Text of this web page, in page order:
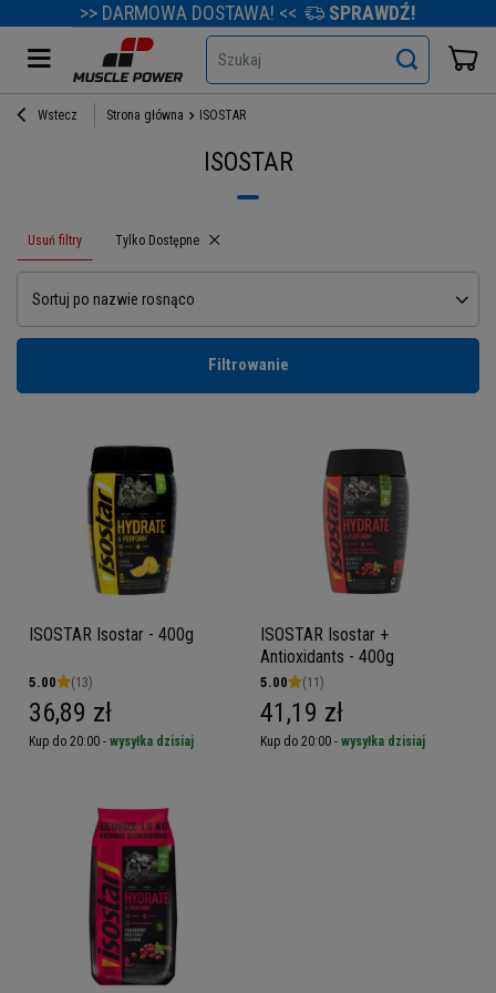
>> DARMOWA DOSTAWA! << SPRAWDŹ!
Szukaj
Wstecz Strona główna ISOSTAR
ISOSTAR
Usuń filtry Usuń filtr
Tylko Dostępne
Sortuj po nazwie rosnąco
Filtrowanie
ISOSTAR Isostar - 400g
5.00 (13)
36,89 zł
Kup do 20:00 - wysyłka dzisiaj
ISOSTAR Isostar +
Antioxidants - 400g
5.00 (11)
41,19 zł
Kup do 20:00 - wysyłka dzisiaj